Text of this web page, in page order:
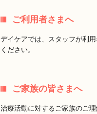
ご利用者さまへ
デイケアでは、スタッフが利
ください。
ご家族の皆さまへ
治療活動に対するご家族のご